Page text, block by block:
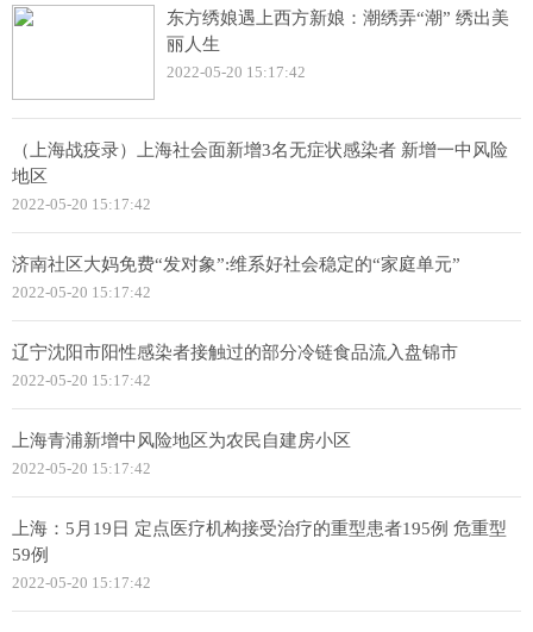
东方绣娘遇上西方新娘：潮绣弄“潮” 绣出美
丽人生
2022-05-20 15:17:42
（上海战疫录）上海社会面新增3名无症状感染者 新增一中风险
地区
2022-05-20 15:17:42
济南社区大妈免费“发对象”:维系好社会稳定的“家庭单元”
2022-05-20 15:17:42
辽宁沈阳市阳性感染者接触过的部分冷链食品流入盘锦市
2022-05-20 15:17:42
上海青浦新增中风险地区为农民自建房小区
2022-05-20 15:17:42
上海：5月19日 定点医疗机构接受治疗的重型患者195例 危重型
59例
2022-05-20 15:17:42